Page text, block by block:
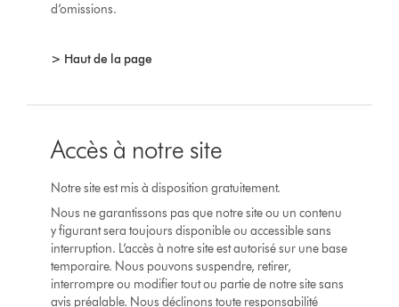
d’omissions.
> Haut de la page
Accès à notre site
Notre site est mis à disposition gratuitement.
Nous ne garantissons pas que notre site ou un contenu
y figurant sera toujours disponible ou accessible sans
interruption. L’accès à notre site est autorisé sur une base
temporaire. Nous pouvons suspendre, retirer,
interrompre ou modifier tout ou partie de notre site sans
avis préalable. Nous déclinons toute responsabilité